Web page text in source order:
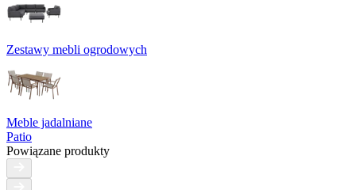
Zestawy mebli ogrodowych
Meble jadalniane
Patio
Powiązane produkty